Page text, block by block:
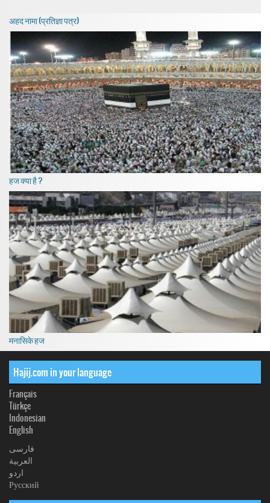
अहद नामा (प्रतिज्ञा पत्र)
हज क्या है ?
मनासिके हज
Hajij.com in your language
Français
Türkçe
Indonesian
English
فارسی
العربیة
اردو
Русский